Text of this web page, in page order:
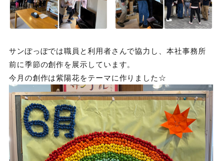
サンぽっぽでは職員と利用者さんで協力し、本社事務所
前に季節の創作を展示しています。
今月の創作は紫陽花をテーマに作りました☆